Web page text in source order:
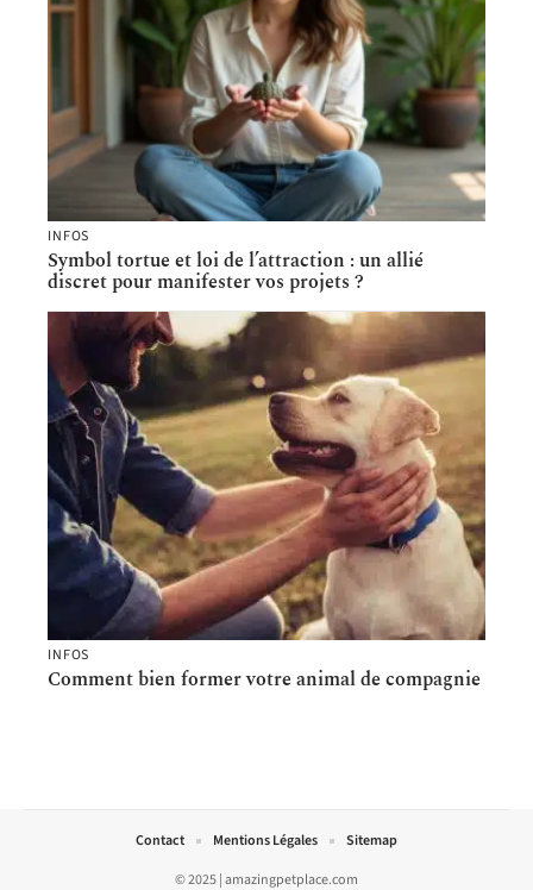
INFOS
Symbol tortue et loi de l’attraction : un allié
discret pour manifester vos projets ?
INFOS
Comment bien former votre animal de compagnie
© 2025 | amazingpetplace.com
Contact Mentions Légales Sitemap